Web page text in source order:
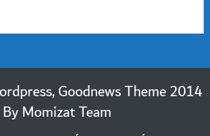
Wordpress, Goodnews Theme
ByMomizat Team